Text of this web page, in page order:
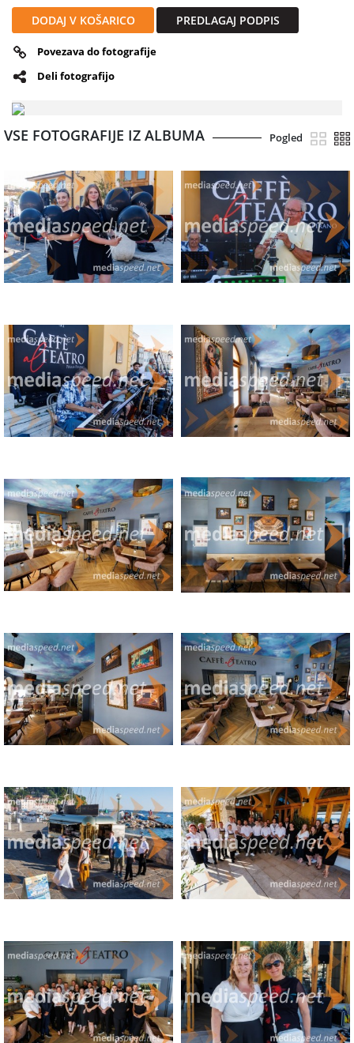
DODAJ V KOŠARICO PREDLAGAJ PODPIS
Povezava do fotografije
Deli fotografijo
VSE FOTOGRAFIJE IZ ALBUMA Pogled